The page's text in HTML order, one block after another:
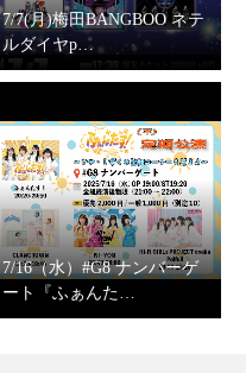
7/7(月)梅田BANGBOO ネテ
ルダイヤp…
7/16（水）#G8 ナンバーゲ
ート『ふぁんた…